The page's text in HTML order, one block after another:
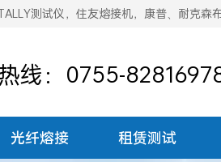
测试仪，住友熔接机，康普、耐克森
线：0755-
光纤熔接 租赁测试